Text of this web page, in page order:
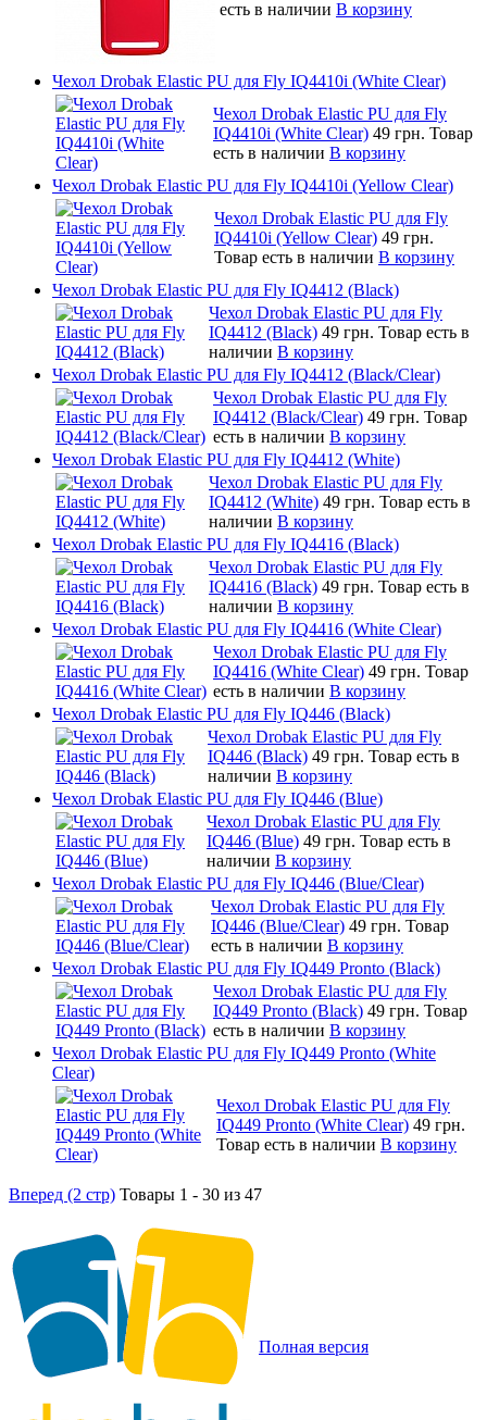
есть в наличии В корзину
Чехол Drobak Elastic PU для Fly IQ4410i (White Clear)
Чехол Drobak Elastic PU для Fly
IQ4410i (White Clear) 49 грн. Товар
есть в наличии В корзину
Чехол Drobak Elastic PU для Fly IQ4410i (Yellow Clear)
Чехол Drobak Elastic PU для Fly
IQ4410i (Yellow Clear) 49 грн.
Товар есть в наличии В корзину
Чехол Drobak Elastic PU для Fly IQ4412 (Black)
Чехол Drobak Elastic PU для Fly
IQ4412 (Black) 49 грн. Товар есть в
наличии В корзину
Чехол Drobak Elastic PU для Fly IQ4412 (Black/Clear)
Чехол Drobak Elastic PU для Fly
IQ4412 (Black/Clear) 49 грн. Товар
есть в наличии В корзину
Чехол Drobak Elastic PU для Fly IQ4412 (White)
Чехол Drobak Elastic PU для Fly
IQ4412 (White) 49 грн. Товар есть в
наличии В корзину
Чехол Drobak Elastic PU для Fly IQ4416 (Black)
Чехол Drobak Elastic PU для Fly
IQ4416 (Black) 49 грн. Товар есть в
наличии В корзину
Чехол Drobak Elastic PU для Fly IQ4416 (White Clear)
Чехол Drobak Elastic PU для Fly
IQ4416 (White Clear) 49 грн. Товар
есть в наличии В корзину
Чехол Drobak Elastic PU для Fly IQ446 (Black)
Чехол Drobak Elastic PU для Fly
IQ446 (Black) 49 грн. Товар есть в
наличии В корзину
Чехол Drobak Elastic PU для Fly IQ446 (Blue)
Чехол Drobak Elastic PU для Fly
IQ446 (Blue) 49 грн. Товар есть в
наличии В корзину
Чехол Drobak Elastic PU для Fly IQ446 (Blue/Сlear)
Чехол Drobak Elastic PU для Fly
IQ446 (Blue/Сlear) 49 грн. Товар
есть в наличии В корзину
Чехол Drobak Elastic PU для Fly IQ449 Pronto (Black)
Чехол Drobak Elastic PU для Fly
IQ449 Pronto (Black) 49 грн. Товар
есть в наличии В корзину
Чехол Drobak Elastic PU для Fly IQ449 Pronto (White
Clear)
Чехол Drobak Elastic PU для Fly
IQ449 Pronto (White Clear) 49 грн.
Товар есть в наличии В корзину
Вперед (2 стр) Товары 1 - 30 из 47
Полная версия